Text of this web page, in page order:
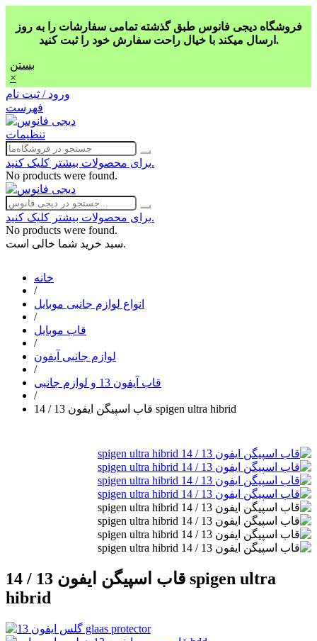
فروشگاه دیجی فانوس طبق گذشته تمامی سفارشات را به روز
ارسال میکند با خیال راحت سفارش خود را ثبت کنید.
بستن
×
ورود / ثبت نام
فهرست
تنظیمات
برای محصولات بیشتر کلیک کنید.
No products were found.
برای محصولات بیشتر کلیک کنید.
No products were found.
سبد خرید شما خالی است.
خانه
/
انواع لوازم جانبی موبایل
/
قاب موبایل
/
لوازم جانبی آیفون
/
قاب آیفون 13 و لوازم جانبی
/
قاب اسپیگن ایفون 13 / 14 spigen ultra hibrid
قاب اسپیگن ایفون 13 / 14 spigen ultra
hibrid